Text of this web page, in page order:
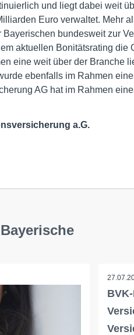
und liegt dabei weit
Euro verwaltet. Mehr
bundesweit zur
aktuellen Bonitätsrating die
eine weit über der Branche
ebenfalls im Rahmen
AG hat im Rahmen
a.G.